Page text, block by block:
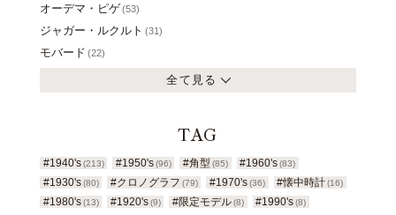
オーデマ・ピゲ(53)
ジャガー・ルクルト (31)
モバード (22)
全て見る
TAG
#1940's (213) #1950's(96) #角型 (85) #1960's (83)
#1930's (80) #クロノグラフ (79) #1970's(36) #懐中時計 (16)
#1980's (13) #1920's(9) #限定モデル(8) #1990's (8)